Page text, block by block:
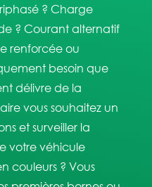
? Charge
? Courant alternatif
renforcée ou
besoin que
délivre de la
vous souhaitez un
et surveiller la
votre véhicule
couleurs ? Vous